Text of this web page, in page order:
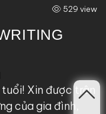
529 view
Xin được trân
của gia đình,